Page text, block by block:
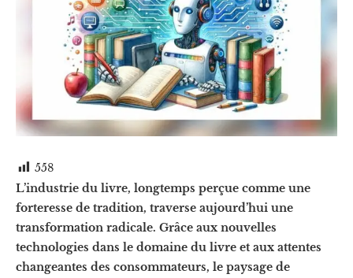
558
L’industrie du livre, longtemps perçue comme une
forteresse de tradition, traverse aujourd’hui une
transformation radicale. Grâce aux nouvelles
technologies dans le domaine du livre et aux attentes
changeantes des consommateurs, le paysage de